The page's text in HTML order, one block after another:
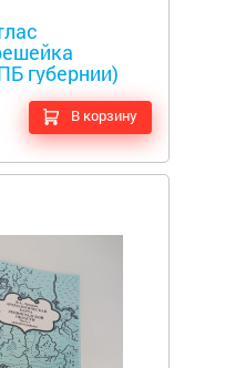
губернии)
В корзину